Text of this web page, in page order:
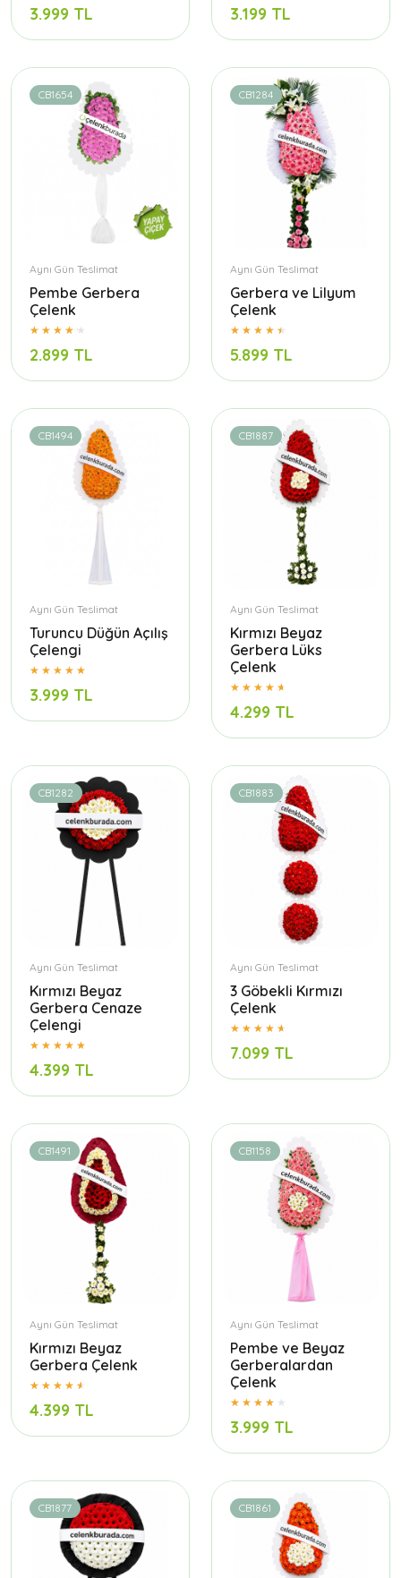
3.999 TL 3.199 TL
CB1654
Aynı Gün Teslimat
Pembe Gerbera
Çelenk
2.899 TL
CB1284
Aynı Gün Teslimat
Gerbera ve Lilyum
Çelenk
5.899 TL
CB1494
Aynı Gün Teslimat
Turuncu Düğün Açılış
Çelengi
3.999 TL
CB1887
Aynı Gün Teslimat
Kırmızı Beyaz
Gerbera Lüks
Çelenk
4.299 TL
CB1282
Aynı Gün Teslimat
Kırmızı Beyaz
Gerbera Cenaze
Çelengi
4.399 TL
CB1883
Aynı Gün Teslimat
3 Göbekli Kırmızı
Çelenk
7.099 TL
CB1491
Aynı Gün Teslimat
Kırmızı Beyaz
Gerbera Çelenk
4.399 TL
CB1158
Aynı Gün Teslimat
Pembe ve Beyaz
Gerberalardan
Çelenk
3.999 TL
CB1877 CB1861